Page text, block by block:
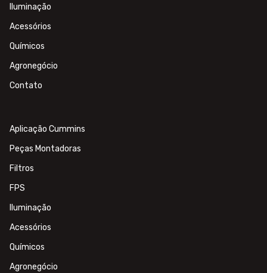
Iluminação
Acessórios
Químicos
Agronegócio
Contato
Aplicação Cummins
Peças Montadoras
Filtros
FPS
Iluminação
Acessórios
Químicos
Agronegócio